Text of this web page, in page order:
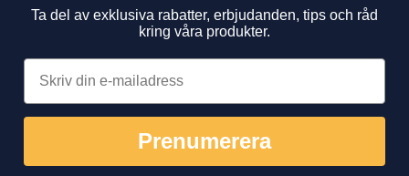
Ta del av exklusiva rabatter, erbjudanden, tips och råd
kring våra produkter.
Prenumerera